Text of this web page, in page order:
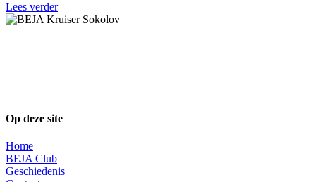
Lees verder
Op deze site
Home
BEJA Club
Geschiedenis